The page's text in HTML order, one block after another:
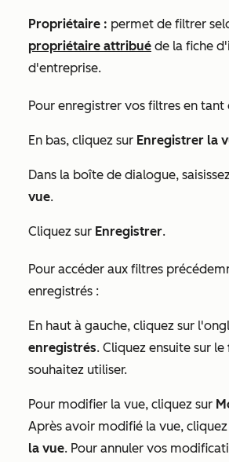
Propriétaire : permet de filtrer
propriétaire attribué de la fiche
d'entreprise.
Pour enregistrer vos filtres en tant
En bas, cliquez sur Enregistrer la
Dans la boîte de dialogue,
vue.
Cliquez sur Enregistrer.
Pour accéder aux filtres
enregistrés :
En haut à gauche, cliquez sur
enregistrés. Cliquez ensuite sur le
souhaitez utiliser.
Pour modifier la vue, cliquez sur
Après avoir modifié la vue, cliquez
la vue. Pour annuler vos